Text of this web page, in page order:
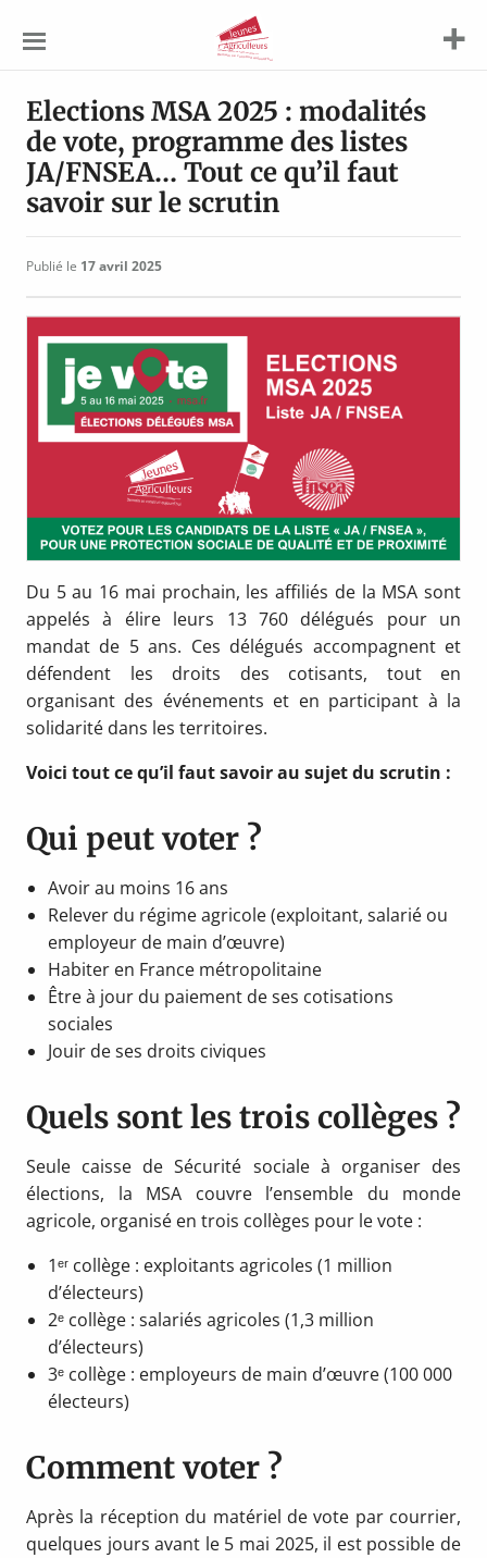
Agriculteurs
Elections MSA 2025 : modalités
de vote, programme des listes
JA/FNSEA… Tout ce qu’il faut
savoir sur le scrutin
Publié le 17 avril 2025
Du 5 au 16 mai prochain, les affiliés de la MSA sont
appelés à élire leurs 13 760 délégués pour un
mandat de 5 ans. Ces délégués accompagnent et
défendent les droits des cotisants, tout en
organisant des événements et en participant à la
solidarité dans les territoires.
Voici tout ce qu’il faut savoir au sujet du scrutin :
Qui peut voter ?
Avoir au moins 16 ans
Relever du régime agricole (exploitant, salarié ou
employeur de main d’œuvre)
Habiter en France métropolitaine
Être à jour du paiement de ses cotisations
sociales
Jouir de ses droits civiques
Quels sont les trois collèges ?
Seule caisse de Sécurité sociale à organiser des
élections, la MSA couvre l’ensemble du monde
agricole, organisé en trois collèges pour le vote :
1ᵉʳ collège : exploitants agricoles (1 million
d’électeurs)
2ᵉ collège : salariés agricoles (1,3 million
d’électeurs)
3ᵉ collège : employeurs de main d’œuvre (100 000
électeurs)
Comment voter ?
Après la réception du matériel de vote par courrier,
quelques jours avant le 5 mai 2025, il est possible de